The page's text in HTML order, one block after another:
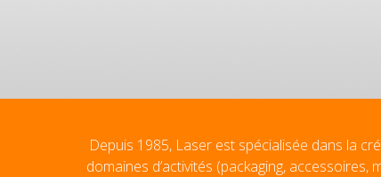
Depuis 1985, Laser est spécialisée dans la
domaines d’activités (packaging,